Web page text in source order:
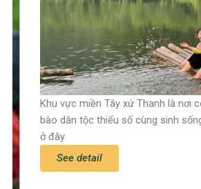
Khu vực miền Tây xứ Thanh là nơi
bào dân tộc thiểu số cùng sinh
ở đây
See detail